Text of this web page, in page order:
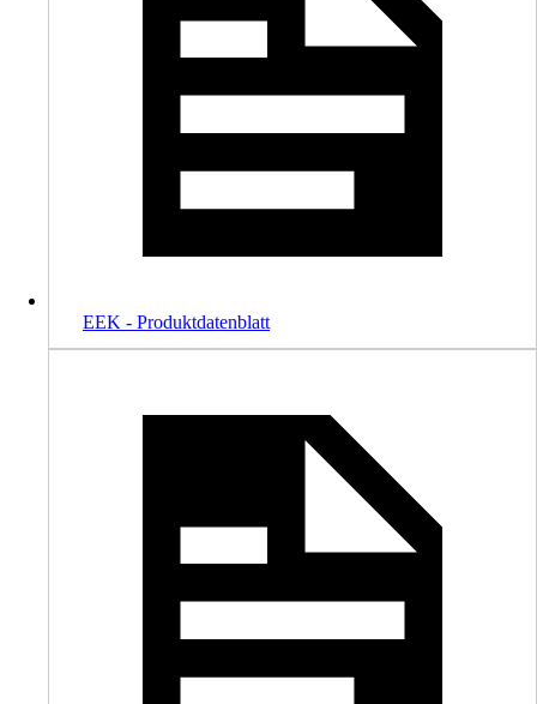
EEK - Produktdatenblatt